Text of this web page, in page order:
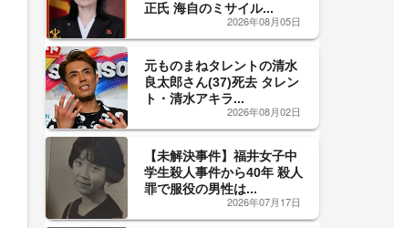
正氏 海自のミサイル...
2026年08月05日
元ものまねタレントの清水
良太郎さん(37)死去 タレン
ト・清水アキラ...
2026年08月02日
【未解決事件】福井女子中
学生殺人事件から40年 殺人
罪で服役の男性は...
2026年07月17日